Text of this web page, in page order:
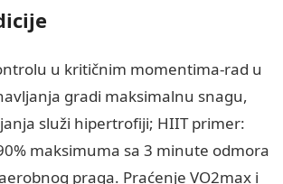
u kritičnim momentima-rad u
gradi maksimalnu snagu,
služi hipertrofiji; HIIT primer:
maksimuma sa 3 minute odmora
praga. Praćenje VO2max i